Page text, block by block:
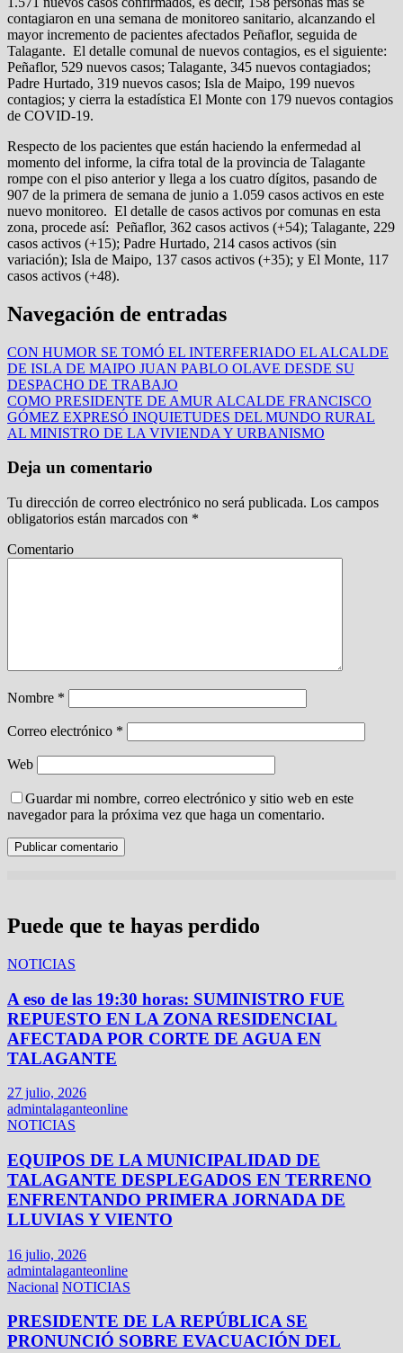
contagiaron en una semana de monitoreo sanitario, alcanzando el
mayor incremento de pacientes afectados Peñaflor, seguida de
Talagante. El detalle comunal de nuevos contagios, es el siguiente:
Peñaflor, 529 nuevos casos; Talagante, 345 nuevos contagiados;
Padre Hurtado, 319 nuevos casos; Isla de Maipo, 199 nuevos
contagios; y cierra la estadística El Monte con 179 nuevos contagios
de COVID-19.
Respecto de los pacientes que están haciendo la enfermedad al
momento del informe, la cifra total de la provincia de Talagante
rompe con el piso anterior y llega a los cuatro dígitos, pasando de
907 de la primera de semana de junio a 1.059 casos activos en este
nuevo monitoreo. El detalle de casos activos por comunas en esta
zona, procede así: Peñaflor, 362 casos activos (+54); Talagante, 229
casos activos (+15); Padre Hurtado, 214 casos activos (sin
variación); Isla de Maipo, 137 casos activos (+35); y El Monte, 117
casos activos (+48).
Navegación de entradas
CON HUMOR SE TOMÓ EL INTERFERIADO EL ALCALDE
DE ISLA DE MAIPO JUAN PABLO OLAVE DESDE SU
DESPACHO DE TRABAJO
COMO PRESIDENTE DE AMUR ALCALDE FRANCISCO
GÓMEZ EXPRESÓ INQUIETUDES DEL MUNDO RURAL
AL MINISTRO DE LA VIVIENDA Y URBANISMO
Deja un comentario
Tu dirección de correo electrónico no será publicada. Los campos
obligatorios están marcados con *
Comentario
Nombre *
Correo electrónico *
Web
Guardar mi nombre, correo electrónico y sitio web en este
navegador para la próxima vez que haga un comentario.
Puede que te hayas perdido
NOTICIAS
A eso de las 19:30 horas: SUMINISTRO FUE
REPUESTO EN LA ZONA RESIDENCIAL
AFECTADA POR CORTE DE AGUA EN
TALAGANTE
27 julio, 2026
admintalaganteonline
NOTICIAS
EQUIPOS DE LA MUNICIPALIDAD DE
TALAGANTE DESPLEGADOS EN TERRENO
ENFRENTANDO PRIMERA JORNADA DE
LLUVIAS Y VIENTO
16 julio, 2026
admintalaganteonline
Nacional NOTICIAS
PRESIDENTE DE LA REPÚBLICA SE
PRONUNCIÓ SOBRE EVACUACIÓN DEL